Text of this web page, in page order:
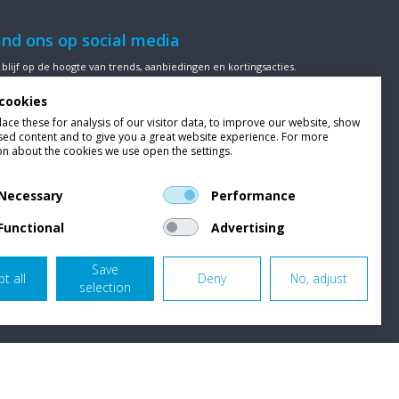
ons op social media
blijf op de hoogte van trends, aanbiedingen en kortingsacties.
klanten beoordelenVan Bellen Wind & Snowgemiddeld met
9,4 op basis van453beoordelingen.
these for analysis of our visitor data, to improve our website, show
content and to give you a great website experience. For more
about the cookies we use open the settings.
Performance
Advertising
all
Save
selection
Deny No, adjust